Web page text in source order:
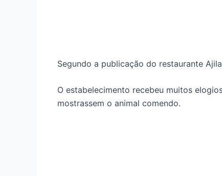
Segundo a publicação do restaurante
O estabelecimento recebeu muitos
mostrassem o animal comendo.